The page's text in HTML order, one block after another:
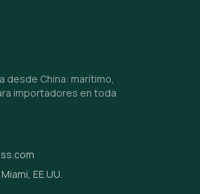
desde China: marítimo,
importadores en toda
EE.UU.